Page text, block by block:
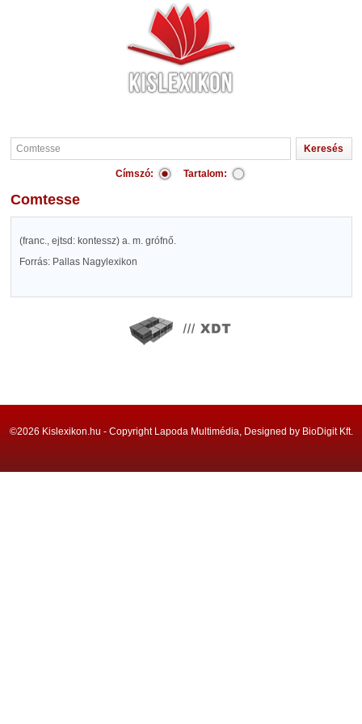
Címszó: Tartalom:
Comtesse
(franc., ejtsd: kontessz) a. m. grófnő.
Forrás: Pallas Nagylexikon
©2026 Kislexikon.hu - Copyright Lapoda Multimédia, Designed by BioDigit Kft.